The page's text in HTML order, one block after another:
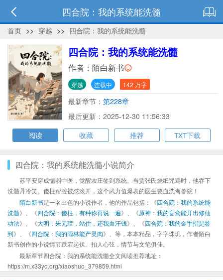
四合院：我的系统能洗髓
首页 >> 穿越 >> 四合院：我的系统能洗髓
四合院：我的系统能洗髓
作者： 陌白新书
穿越 连载中 142 万字
最新章节： 第228章
最后更新：2025-12-30 11:56:33
阅读
收藏 推荐 TXT下载
四合院：我的系统能洗髓小说简介
苏平安穿成懦弱中医，觉醒农庄签到系统。当贾张氏烧纸咒骂时，他吞下
洗髓丹冷笑。傻柱帮腔被怼滚开，这个武力值爆表的医生要血洗禽兽院！
陌白新书是一名出色的小说作者，他的作品包括：《四合院：我的系统能
洗髓》、《四合院：傻柱，有种你再说一遍》、《原神：我的盲盒能开出修仙
功法》、《大明：朱元璋，站住，还我血汗钱》、《四合院：我的金手指是签
到》、《四合院：我的雨林能产灵肉》、等，本本精品，字字珠玑，作者陌白
新书创作的小说情节跌宕起伏、扣人心弦，情节与文笔俱佳。
最新章节四合院：我的系统能洗髓全文阅读推荐地址：
https://m.x33yq.org/xiaoshuo_379859.html